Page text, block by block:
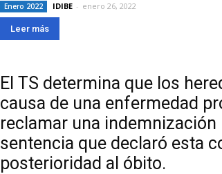
Enero 2022 IDIBE - enero 26, 2022
Leer más
El TS determina que los
causa de una enfermedad
reclamar una
sentencia que declaró esta
posterioridad al óbito.